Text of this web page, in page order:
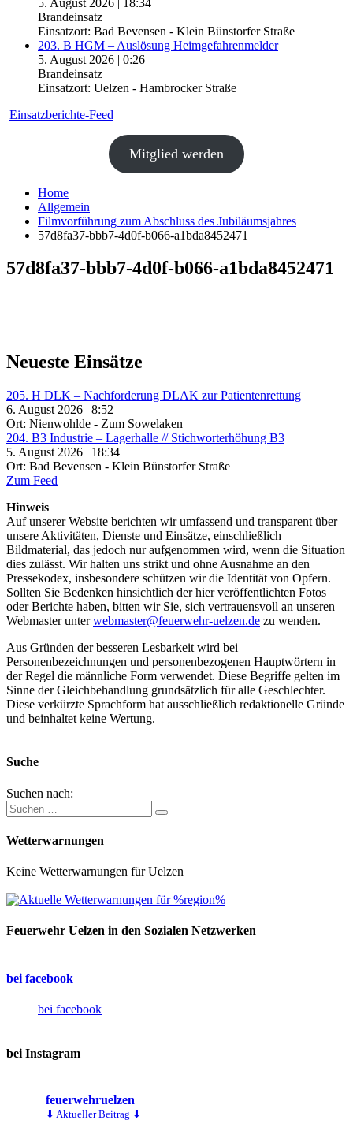
Brandeinsatz
Einsatzort: Bad Bevensen - Klein Bünstorfer Straße
203. B HGM – Auslösung Heimgefahrenmelder
5. August 2026 | 0:26
Brandeinsatz
Einsatzort: Uelzen - Hambrocker Straße
Einsatzberichte-Feed
Mitglied werden
Home
Allgemein
Filmvorführung zum Abschluss des Jubiläumsjahres
57d8fa37-bbb7-4d0f-b066-a1bda8452471
57d8fa37-bbb7-4d0f-b066-a1bda8452471
Neueste Einsätze
205. H DLK – Nachforderung DLAK zur Patientenrettung
6. August 2026 | 8:52
Ort: Nienwohlde - Zum Sowelaken
204. B3 Industrie – Lagerhalle // Stichworterhöhung B3
5. August 2026 | 18:34
Ort: Bad Bevensen - Klein Bünstorfer Straße
Zum Feed
Hinweis
Auf unserer Website berichten wir umfassend und transparent über
unsere Aktivitäten, Dienste und Einsätze, einschließlich
Bildmaterial, das jedoch nur aufgenommen wird, wenn die Situation
dies zulässt. Wir halten uns strikt und ohne Ausnahme an den
Pressekodex, insbesondere schützen wir die Identität von Opfern.
Sollten Sie Bedenken hinsichtlich der hier veröffentlichten Fotos
oder Berichte haben, bitten wir Sie, sich vertrauensvoll an unseren
Webmaster unterwebmaster@feuerwehr-uelzen.de zu wenden.
Aus Gründen der besseren Lesbarkeit wird bei
Personenbezeichnungen und personenbezogenen Hauptwörtern in
der Regel die männliche Form verwendet. Diese Begriffe gelten im
Sinne der Gleichbehandlung grundsätzlich für alle Geschlechter.
Diese verkürzte Sprachform hat ausschließlich redaktionelle Gründe
und beinhaltet keine Wertung.
Suche
Suchen nach:
Wetterwarnungen
Keine Wetterwarnungen für Uelzen
Feuerwehr Uelzen in den Sozialen Netzwerken
bei facebook
bei facebook
bei Instagram
feuerwehruelzen
⬇ Aktueller Beitrag ⬇